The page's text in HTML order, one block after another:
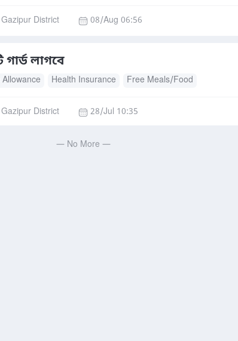
Gazipur District 08/Aug 06:56
গার্ড লাগবে
Health Insurance
Free Meals/Food
Gazipur District 28/Jul 10:35
— No More —